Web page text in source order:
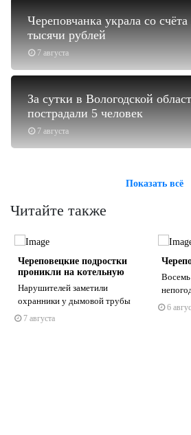
7 августа
Череповчанка украла со
тысячи рублей
7 августа
За сутки в Вологодской
пострадали 5 человек
Показать всё
Читайте также
Череповецкие подростки
проникли на котельную
Нарушителей заметили
охранники у дымовой трубы
7 августа
Восемь
6